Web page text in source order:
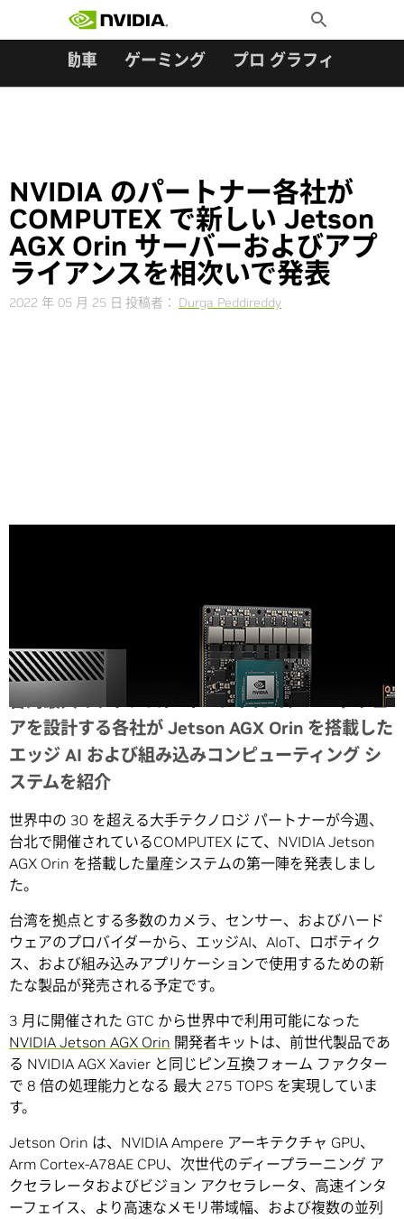
Toggle
Search
自動車 ゲーミング プロ グラフィックス
NVIDIA のパートナー各社が
COMPUTEX で新しい Jetson
AGX Orin サーバーおよびアプ
ライアンスを相次いで発表
2022 年 05 月 25 日 投稿者： Durga Peddireddy
台湾最大のテクノロジ イベントにて、ハードウェ
アを設計する各社が Jetson AGX Orin を搭載した
エッジ AI および組み込みコンピューティング シ
ステムを紹介
世界中の 30 を超える大手テクノロジ パートナーが今週、
台北で開催されているCOMPUTEX にて、NVIDIA Jetson
AGX Orin を搭載した量産システムの第一陣を発表しまし
た。
台湾を拠点とする多数のカメラ、センサー、およびハード
ウェアのプロバイダーから、エッジAI、AIoT、ロボティク
ス、および組み込みアプリケーションで使用するための新
たな製品が発売される予定です。
3 月に開催された GTC から世界中で利用可能になった
NVIDIA Jetson AGX Orin 開発者キットは、前世代製品であ
る NVIDIA AGX Xavier と同じピン互換フォーム ファクター
で 8 倍の処理能力となる 最大 275 TOPS を実現していま
す。
Jetson Orin は、NVIDIA Ampere アーキテクチャ GPU、
Arm Cortex-A78AE CPU、次世代のディープラーニング ア
クセラレータおよびビジョン アクセラレータ、高速インタ
ーフェイス、より高速なメモリ帯域幅、および複数の並列